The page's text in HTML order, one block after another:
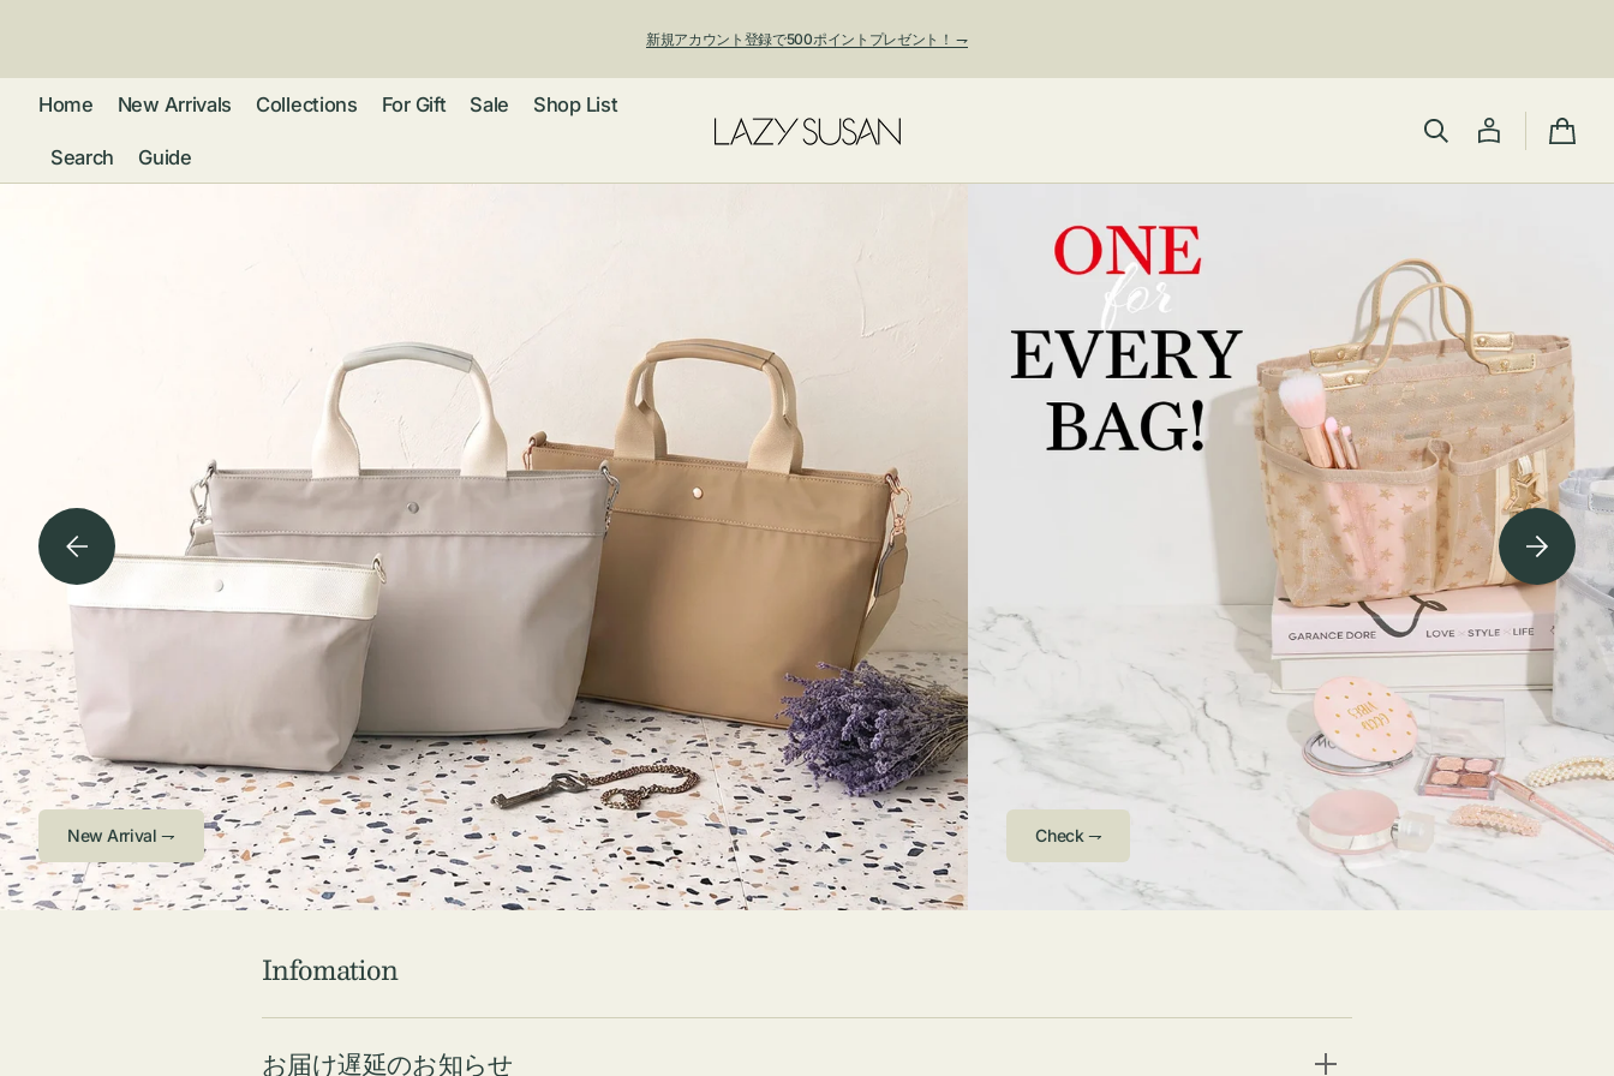
新規アカウント登録で500ポイントプレゼント！ ⇁
夏季休業および発送停止について
Home New Arrivals Collections
ブレスレット・
バングル
ブローチ
ショルダーバッ
スマートフォン
ポシェット
ハンドバッグ
ボストンバッグ
エコバッグ・サ
ブバッグ
ファッション
バッグチャー
ム・キーホルダ
ー
ウエア
扇子・ファン
ストール・ハッ
ト・グローブ
メガネ・サング
ラス・ルーペ
傘
ハンカチ・ソッ
クス
ウォレット・革
ポーチ ・ メガ
ネケース・マル
チケース他
コスメ
ジュエリーボッ
クス ・ケース
インテリア
For Gift Sale Shop List
Search Guide
カ
Check ⇁
Arriving Soon⇁
Infomation
お届け遅延のお知らせ